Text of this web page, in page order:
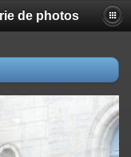
de photos